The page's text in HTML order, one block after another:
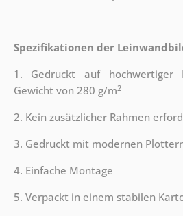
Spezifikationen der
1. Gedruckt auf hochwertiger
Gewicht von 280 g/m2
2. Kein zusätzlicher Rahmen
3. Gedruckt mit modernen
4. Einfache Montage
5. Verpackt in einem stabilen